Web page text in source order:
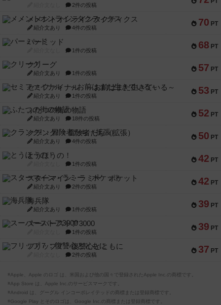
2件の投稿
70 PT
メメントオンラインタクティクス
紹介文あり 4件の投稿
68 PT
パーミッド
1件の投稿
57 PT
クリーグ
紹介文あり 1件の投稿
53 PT
セミファイナル ～お前はまだ生きている～
紹介文あり 1件の投稿
52 PT
ふたつの街の物語
紹介文あり 18件の投稿
50 PT
クランク! ：冒険者たち（拡張）
紹介文あり 4件の投稿
42 PT
とうほうの！
1件の投稿
42 PT
スターマイン・ラミー ポケット
紹介文あり 2件の投稿
39 PT
海兵隊
紹介文あり 1件の投稿
39 PT
スーパーストア3000
1件の投稿
37 PT
フリップ７：復讐心とともに
2件の投稿
※Apple、Apple のロゴ は、米国および他の国々で登録されたApple Inc.の商標です。
※App Store は、Apple Inc.のサービスマークです。
※Android は、グーグル インコーポレイテッドの商標または登録商標です。
※Google Play とそのロゴは、Google Inc.の商標または登録商標です。